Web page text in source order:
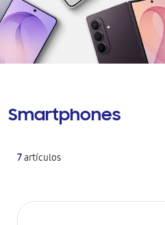
Smartphones
7artículos